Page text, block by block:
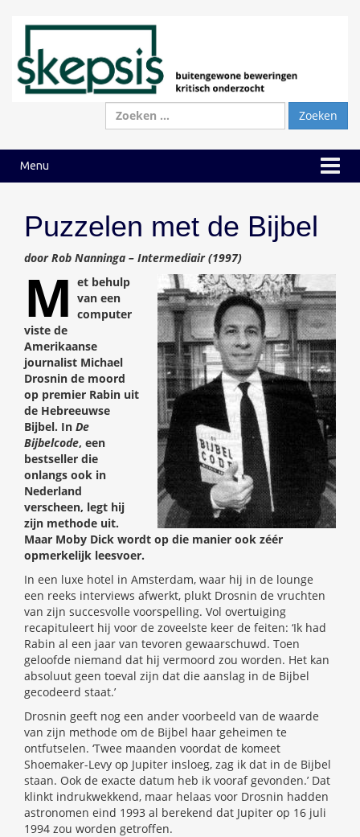
Zoeken
naar:
Menu
Puzzelen met de Bijbel
door Rob Nanninga – Intermediair (1997)
M et behulp
van een
computer
viste de
Amerikaanse
journalist Michael
Drosnin de moord
op premier Rabin uit
de Hebreeuwse
Bijbel. In De
Bijbelcode, een
bestseller die
onlangs ook in
Nederland
verscheen, legt hij
zijn methode uit.
Maar Moby Dick wordt op die manier ook zéér
opmerkelijk leesvoer.
In een luxe hotel in Amsterdam, waar hij in de lounge
een reeks interviews afwerkt, plukt Drosnin de vruchten
van zijn succesvolle voorspelling. Vol overtuiging
recapituleert hij voor de zoveelste keer de feiten: ‘Ik had
Rabin al een jaar van tevoren gewaarschuwd. Toen
geloofde niemand dat hij vermoord zou worden. Het kan
absoluut geen toeval zijn dat die aanslag in de Bijbel
gecodeerd staat.’
Drosnin geeft nog een ander voorbeeld van de waarde
van zijn methode om de Bijbel haar geheimen te
ontfutselen. ‘Twee maanden voordat de komeet
Shoemaker-Levy op Jupiter insloeg, zag ik dat in de Bijbel
staan. Ook de exacte datum heb ik vooraf gevonden.’ Dat
klinkt indrukwekkend, maar helaas voor Drosnin hadden
astronomen eind 1993 al berekend dat Jupiter op 16 juli
1994 zou worden getroffen.